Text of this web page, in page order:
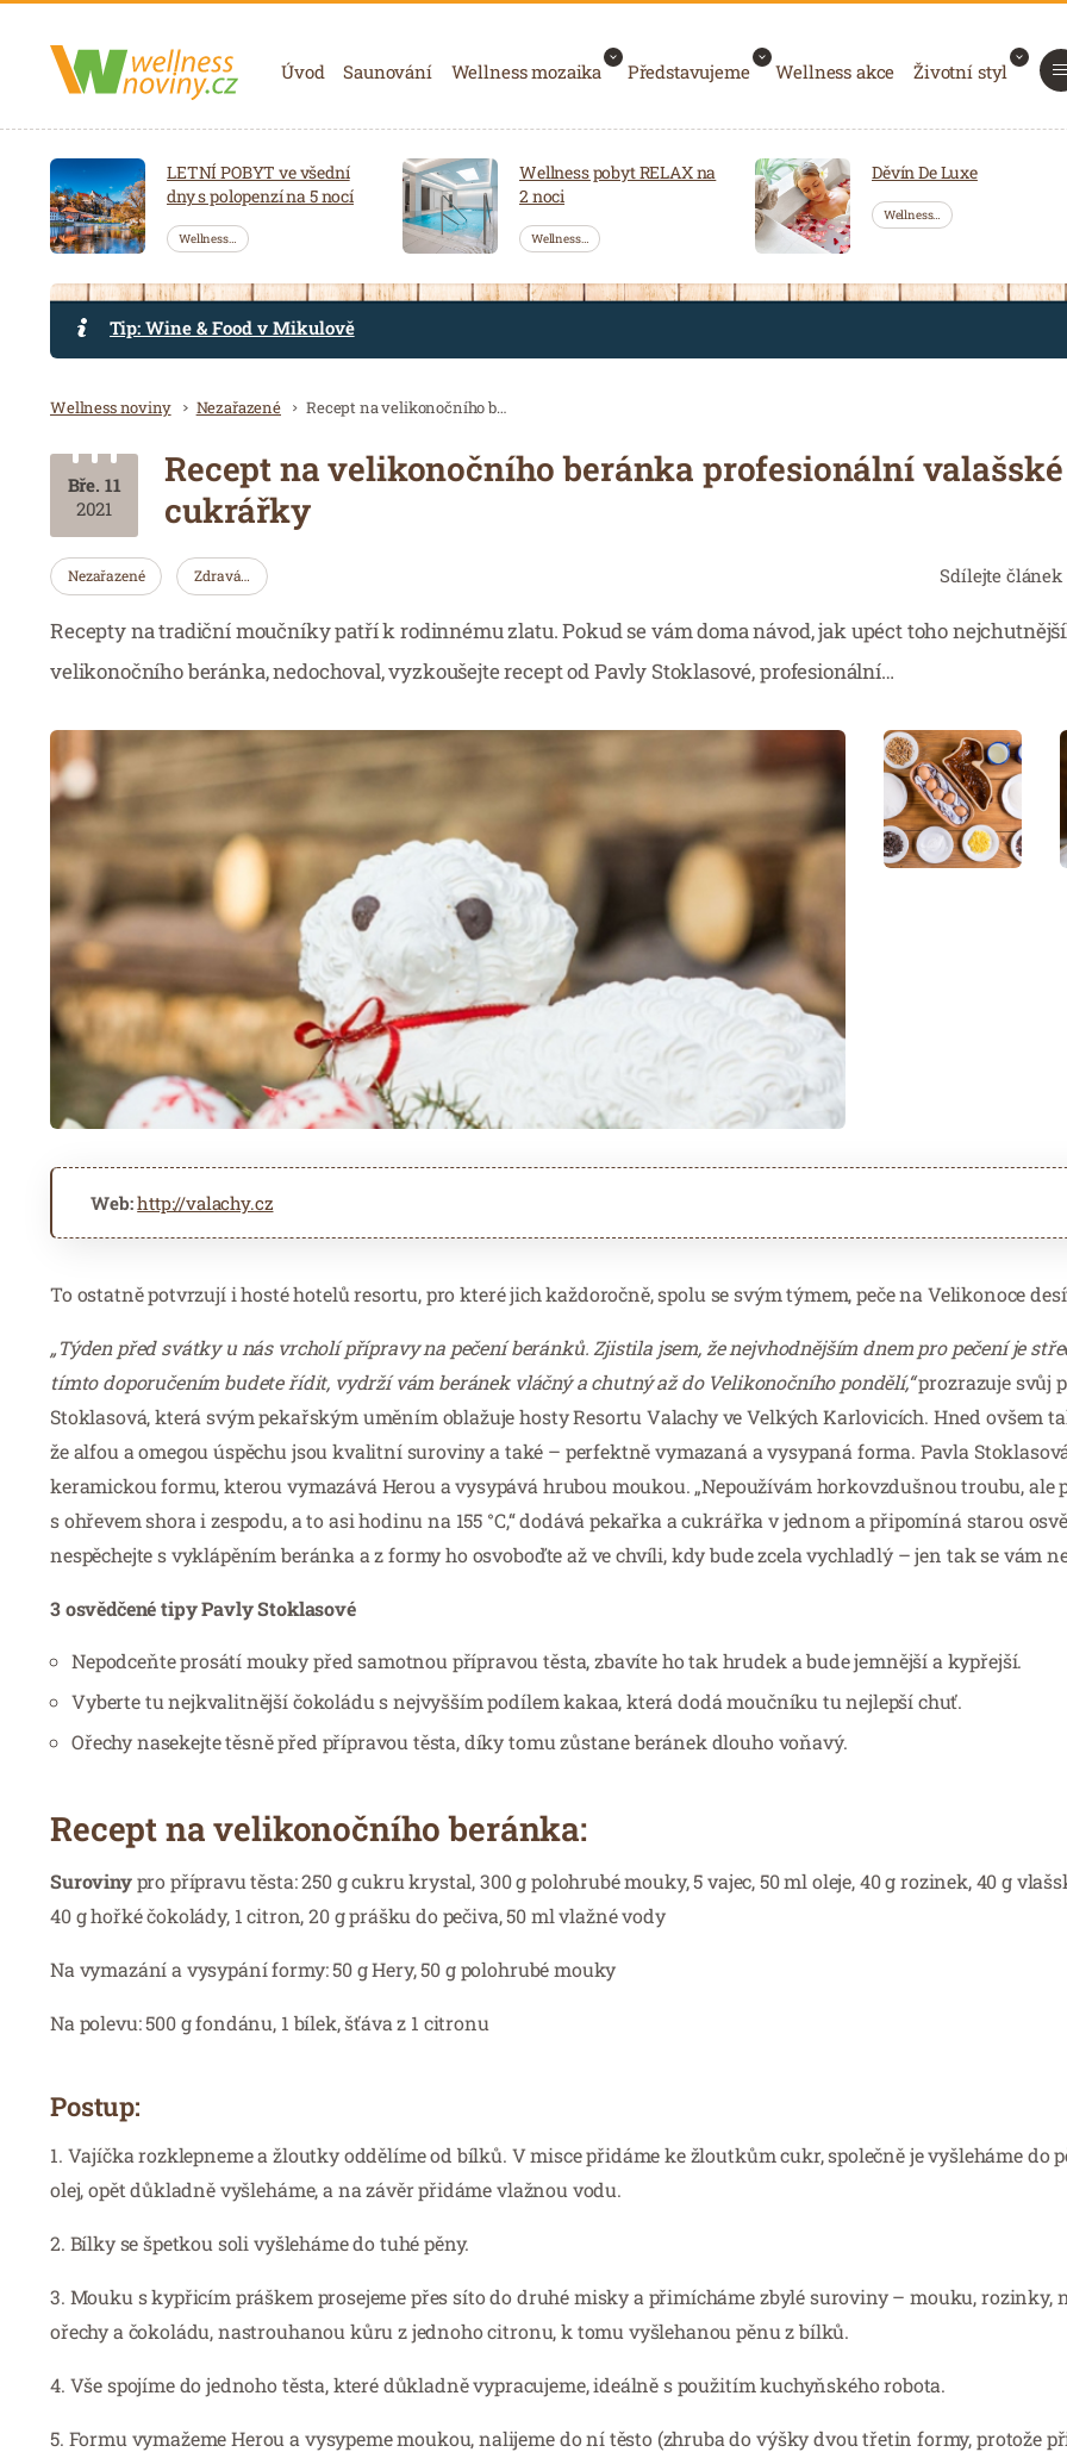
Navigace
Úvod Saunování Wellness mozaika Představujeme Wellness akce Životní styl
LETNÍ POBYT ve všední
dny s polopenzí na 5 nocí
Wellness…
Wellness pobyt RELAX na
2 noci
Wellness…
Děvín De Luxe
Wellness…
Tip: Wine & Food v Mikulově
Drobečková navigace
Wellness noviny Nezařazené Recept na velikonočního beránka profesionální valašské cukrářky
Bře. 11
2021
Recept na velikonočního beránka profesionální valašské
cukrářky
Sdílejte článek
Nezařazené Zdravá…
Recepty na tradiční moučníky patří k rodinnému zlatu. Pokud se vám doma návod, jak upéct toho
velikonočního beránka, nedochoval, vyzkoušejte recept od Pavly Stoklasové, profesionální…
Web:http://valachy.cz
To ostatně potvrzují i hosté hotelů resortu, pro které jich každoročně, spolu se svým týmem, peče na Velikonoce
„Týden před svátky u nás vrcholí přípravy na pečení beránků. Zjistila jsem, že nejvhodnějším dnem pro pečení je
tímto doporučením budete řídit, vydrží vám beránek vláčný a chutný až do Velikonočního pondělí,“prozrazuje svůj
Stoklasová, která svým pekařským uměním oblažuje hosty Resortu Valachy ve Velkých Karlovicích. Hned ovšem
že alfou a omegou úspěchu jsou kvalitní suroviny a také – perfektně vymazaná a vysypaná forma. Pavla
keramickou formu, kterou vymazává Herou a vysypává hrubou moukou. „Nepoužívám horkovzdušnou troubu, ale
s ohřevem shora i zespodu, a to asi hodinu na 155 °C,“ dodává pekařka a cukrářka v jednom a připomíná starou
nespěchejte s vyklápěním beránka a z formy ho osvoboďte až ve chvíli, kdy bude zcela vychladlý – jen tak se vám
3 osvědčené tipy Pavly Stoklasové
Nepodceňte prosátí mouky před samotnou přípravou těsta, zbavíte ho tak hrudek a bude jemnější a kypřejší.
Vyberte tu nejkvalitnější čokoládu s nejvyšším podílem kakaa, která dodá moučníku tu nejlepší chuť.
Ořechy nasekejte těsně před přípravou těsta, díky tomu zůstane beránek dlouho voňavý.
Recept na velikonočního beránka:
Surovinypro přípravu těsta: 250 g cukru krystal, 300 g polohrubé mouky, 5 vajec, 50 ml oleje, 40 g rozinek, 40 g
40 g hořké čokolády, 1 citron, 20 g prášku do pečiva, 50 ml vlažné vody
Na vymazání a vysypání formy: 50 g Hery, 50 g polohrubé mouky
Na polevu: 500 g fondánu, 1 bílek, šťáva z 1 citronu
Postup:
1. Vajíčka rozklepneme a žloutky oddělíme od bílků. V misce přidáme ke žloutkům cukr, společně je vyšleháme do
olej, opět důkladně vyšleháme, a na závěr přidáme vlažnou vodu.
2. Bílky se špetkou soli vyšleháme do tuhé pěny.
3. Mouku s kypřicím práškem prosejeme přes síto do druhé misky a přimícháme zbylé suroviny – mouku, rozinky,
ořechy a čokoládu, nastrouhanou kůru z jednoho citronu, k tomu vyšlehanou pěnu z bílků.
4. Vše spojíme do jednoho těsta, které důkladně vypracujeme, ideálně s použitím kuchyňského robota.
5. Formu vymažeme Herou a vysypeme moukou, nalijeme do ní těsto (zhruba do výšky dvou třetin formy, protože